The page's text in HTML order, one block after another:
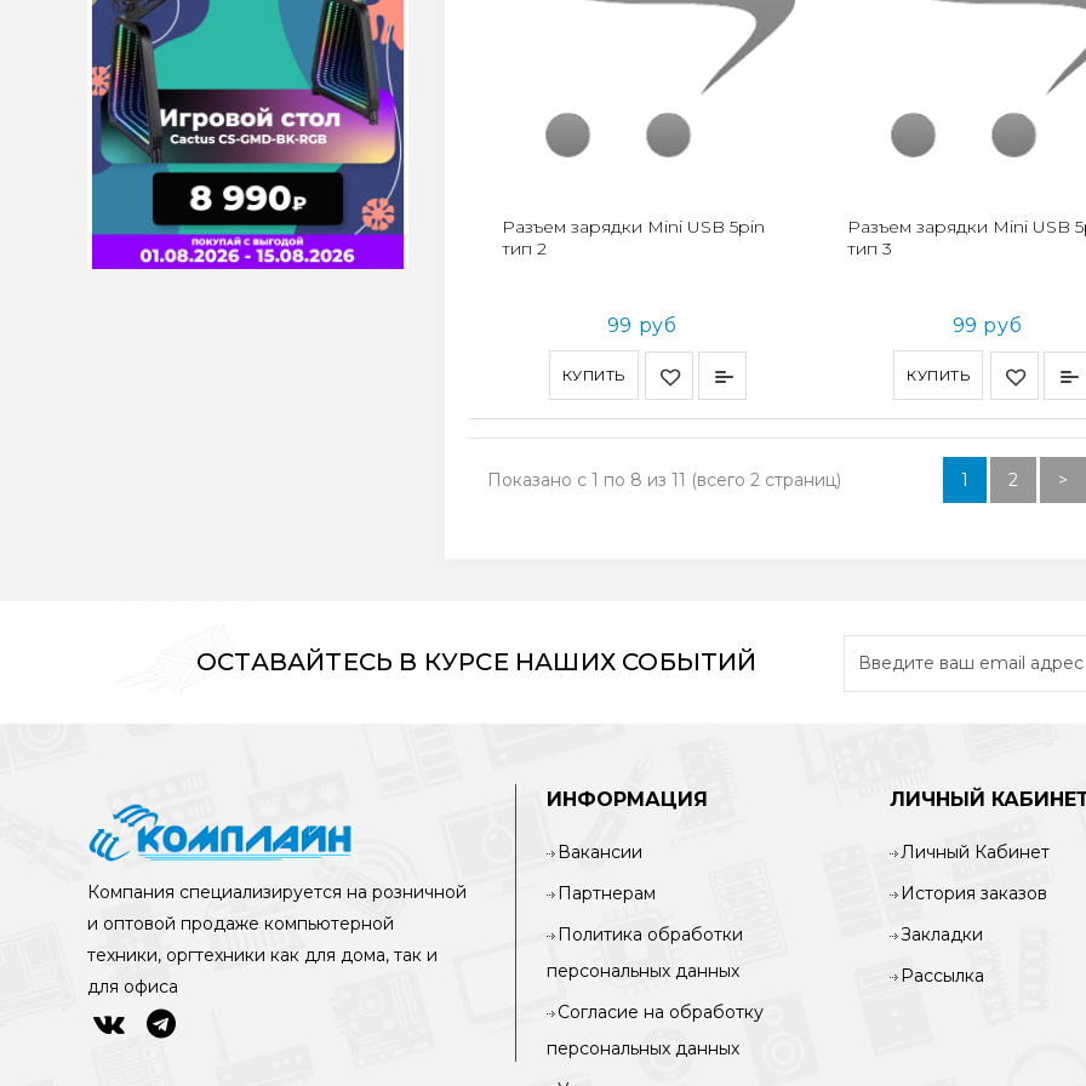
КУПИТЬ
Разъем зарядки Mini USB 5pin
тип 2
99 руб
КУПИТЬ
Разъем зарядки Mini USB
тип 3
99 руб
1 2 >
Показано с 1 по 8 из 11 (всего 2 страниц)
ОСТАВАЙТЕСЬ В КУРСЕ НАШИХ СОБЫТИЙ
Компания специализируется на розничной
и оптовой продаже компьютерной
техники, оргтехники как для дома, так и
для офиса
ИНФОРМАЦИЯ
Вакансии
Партнерам
Политика обработки
персональных данных
Согласие на обработку
персональных данных
ЛИЧНЫЙ
Личный Кабинет
История заказов
Закладки
Рассылка